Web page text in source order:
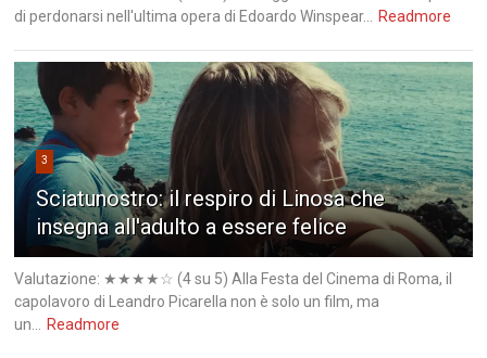
di perdonarsi nell'ultima opera di Edoardo Winspear...
Readmore
3
Sciatunostro: il respiro di Linosa che
insegna all'adulto a essere felice
Valutazione: ★★★★☆ (4 su 5) Alla Festa del Cinema di Roma, il
capolavoro di Leandro Picarella non è solo un film, ma
un...
Readmore